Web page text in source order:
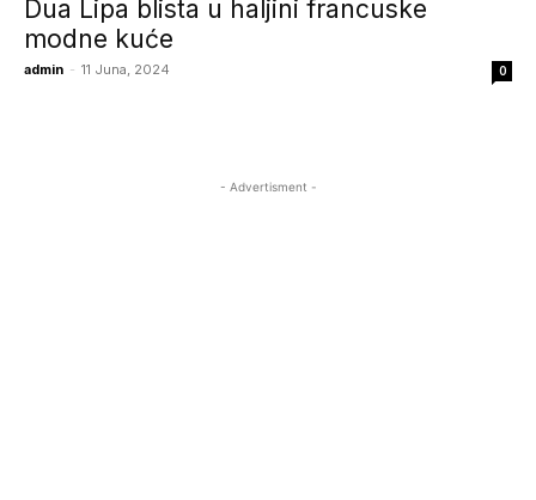
Dua Lipa blista u haljini francuske
modne kuće
admin - 11 Juna, 2024 0
- Advertisment -